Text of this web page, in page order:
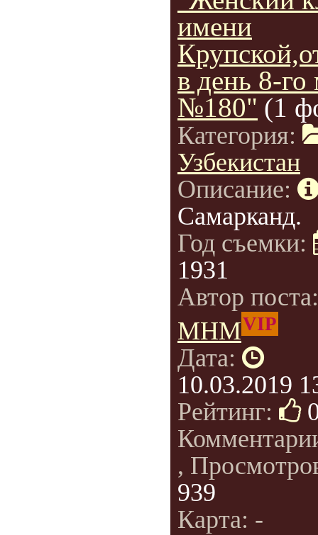
имени
в день 8-го
№180" (1
Категория:
Узбекистан
Описание:
Самарканд.
Год съемки:
1931
Автор
МНМVIP
Дата:
10.03.2019
Рейтинг:
,
939
Карта: -